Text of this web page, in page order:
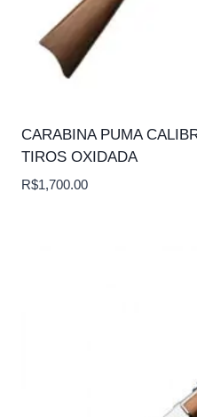
CARABINA PUMA
TIROS OXIDADA
R$1,700.00